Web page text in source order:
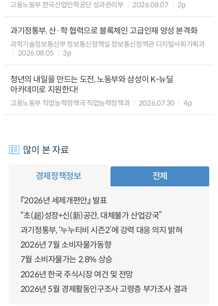
고용노동부 한국산업인력공단 성과관리부 2026.08.07 2p
과기정통부, 산·학 협력으로 블록체인 고급인재 양성 본격화
과학기술정보통신부 정보통신정책실 정보통신정책관 디지털사회기획과
2026.08.05
3p
청년의 내일을 만드는 도전, 노동부와 삼성이 K-뉴딜
아카데미로 지원한다!
고용노동부 직업능력정책국 직업능력정책과 2026.07.30 4p
많이 본 자료
경제정책정보 전체
『2026년 세제개편안』 발표
“초(超)성장+신(新)공간, 대체불가 산업강국”
과기정통부, ‘누누티비 시즌2’에 강력 대응 의지 밝혀
2026년 7월 소비자물가동향
7월 소비자물가는 2.8% 상승
2026년 한국 주식시장 여건 및 전망
2026년 5월 경제활동인구조사 고령층 부가조사 결과